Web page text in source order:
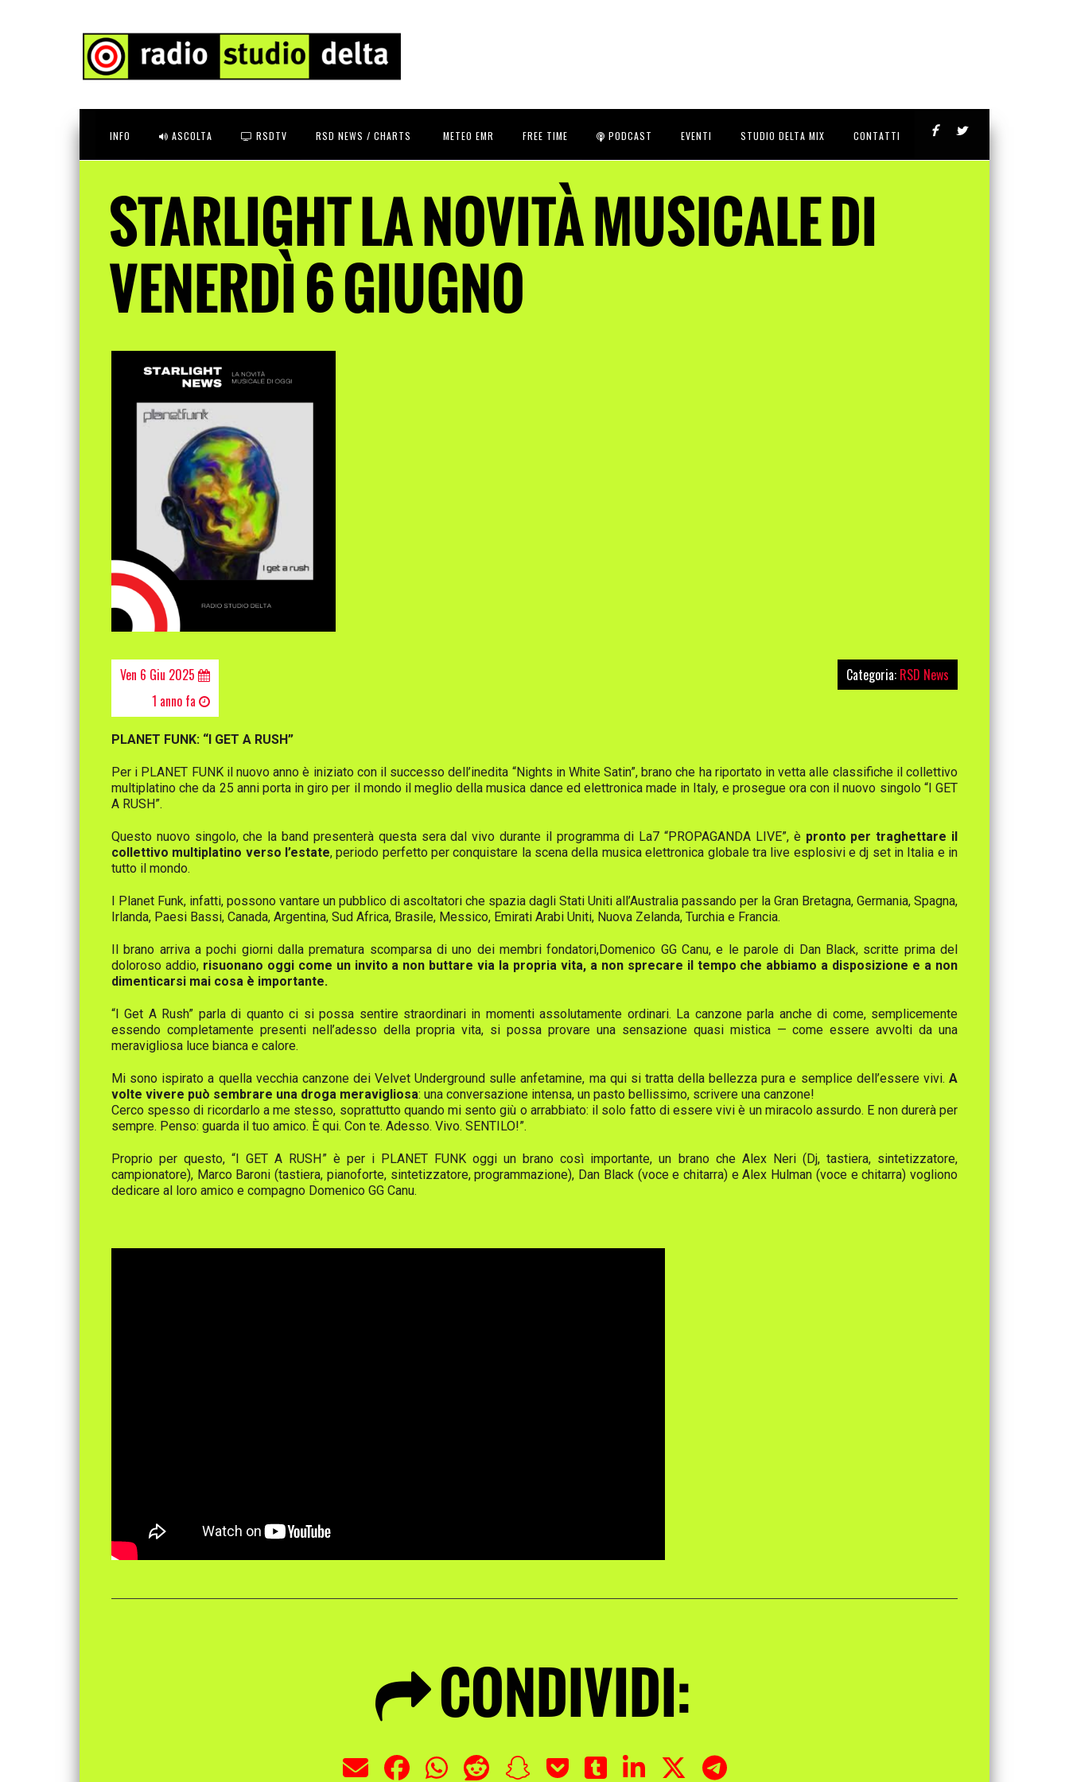
INFO ASCOLTA RSDTV RSD NEWS / CHARTS METEO EMR FREE TIME PODCAST EVENTI STUDIO DELTA MIX CONTATTI
STARLIGHT LA NOVITÀ MUSICALE DI
VENERDÌ 6 GIUGNO
Ven 6 Giu 2025
1 anno fa
Categoria: RSD News
PLANET FUNK: “I GET A RUSH”
Per i PLANET FUNK il nuovo anno è iniziato con il successo dell’inedita “Nights in White Satin”, brano che ha riportato in vetta alle classifiche il collettivo
multiplatino che da 25 anni porta in giro per il mondo il meglio della musica dance ed elettronica made in Italy, e prosegue ora con il nuovo singolo “I GET
A RUSH”.
Questo nuovo singolo, che la band presenterà questa sera dal vivo durante il programma di La7 “PROPAGANDA LIVE”, è pronto per traghettare il
collettivo multiplatino verso l’estate, periodo perfetto per conquistare la scena della musica elettronica globale tra live esplosivi e dj set in Italia e in
tutto il mondo.
I Planet Funk, infatti, possono vantare un pubblico di ascoltatori che spazia dagli Stati Uniti all’Australia passando per la Gran Bretagna, Germania, Spagna,
Irlanda, Paesi Bassi, Canada, Argentina, Sud Africa, Brasile, Messico, Emirati Arabi Uniti, Nuova Zelanda, Turchia e Francia.
Il brano arriva a pochi giorni dalla prematura scomparsa di uno dei membri fondatori,Domenico GG Canu, e le parole di Dan Black, scritte prima del
doloroso addio, risuonano oggi come un invito a non buttare via la propria vita, a non sprecare il tempo che abbiamo a disposizione e a non
dimenticarsi mai cosa è importante.
“I Get A Rush” parla di quanto ci si possa sentire straordinari in momenti assolutamente ordinari. La canzone parla anche di come, semplicemente
essendo completamente presenti nell’adesso della propria vita, si possa provare una sensazione quasi mistica — come essere avvolti da una
meravigliosa luce bianca e calore.
Mi sono ispirato a quella vecchia canzone dei Velvet Underground sulle anfetamine, ma qui si tratta della bellezza pura e semplice dell’essere vivi. A
volte vivere può sembrare una droga meravigliosa: una conversazione intensa, un pasto bellissimo, scrivere una canzone!
Cerco spesso di ricordarlo a me stesso, soprattutto quando mi sento giù o arrabbiato: il solo fatto di essere vivi è un miracolo assurdo. E non durerà per
sempre. Penso: guarda il tuo amico. È qui. Con te. Adesso. Vivo. SENTILO!”.
Proprio per questo, “I GET A RUSH” è per i PLANET FUNK oggi un brano così importante, un brano che Alex Neri (Dj, tastiera, sintetizzatore,
campionatore), Marco Baroni (tastiera, pianoforte, sintetizzatore, programmazione), Dan Black (voce e chitarra) e Alex Hulman (voce e chitarra) vogliono
dedicare al loro amico e compagno Domenico GG Canu.
CONDIVIDI: